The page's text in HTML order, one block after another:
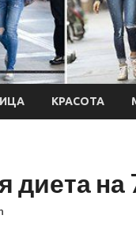
КРАСОТА
диета на